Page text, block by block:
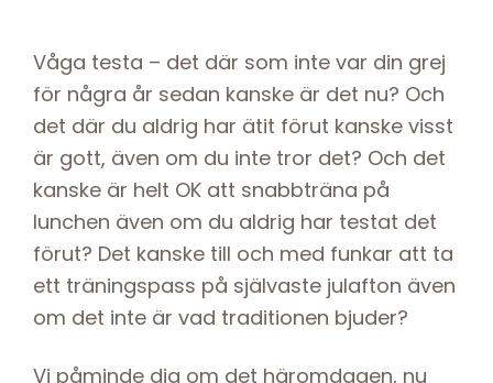
Våga testa – det där som inte var din grej
för några år sedan kanske är det nu? Och
det där du aldrig har ätit förut kanske visst
är gott, även om du inte tror det? Och det
kanske är helt OK att snabbträna på
lunchen även om du aldrig har testat det
förut? Det kanske till och med funkar att ta
ett träningspass på självaste julafton även
om det inte är vad traditionen bjuder?
Vi påminde dig om det häromdagen, nu